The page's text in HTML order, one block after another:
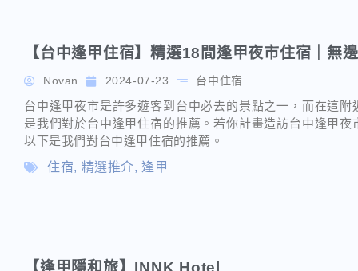
【台中逢甲住宿】精選18間逢甲夜市住宿｜無
Novan 2024-07-23 台中住宿
台中逢甲夜市是許多遊客到台中必去的景點之一，而在這
是我們對於台中逢甲住宿的推薦。若你計畫造訪台中逢甲
以下是我們對台中逢甲住宿的推薦。
住宿, 精選推介,逢甲
【逢甲隱和旅】INNK Hotel